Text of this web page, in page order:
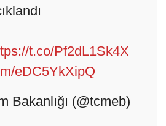
t.co/Pf2dL1Sk4X
eDC5YkXipQ
Bakanlığı (@tcmeb)